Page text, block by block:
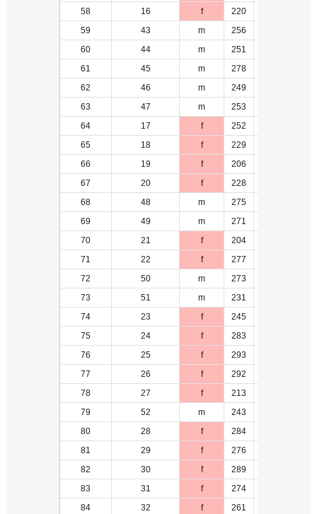
58
16 f 220
59
43 m 256
60
44 m 251
61
45 m 278
62
46 m 249
63
47 m 253
64
17 f 252
65
18 f 229
66
19 f 206
67
20 f 228
68
48 m 275
69
49 m 271
70
21 f 204
71
22 f 277
72
50 m 273
73
51 m 231
74
23 f 245
75
24 f 283
76
25 f 293
77
26 f 292
78
27 f 213
79
52 m 243
80
28 f 284
81
29 f 276
82
30 f 289
83
31 f 274
84
32 f 261